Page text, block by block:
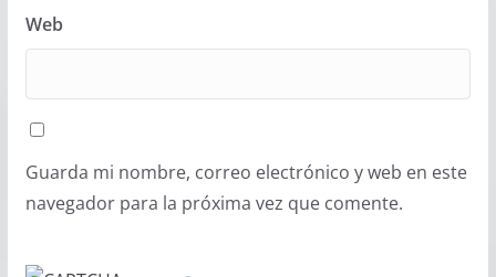
Web
Guarda mi nombre, correo electrónico y web en este
navegador para la próxima vez que comente.